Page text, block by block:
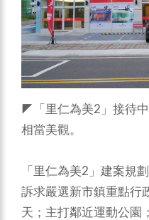
◤「里仁為美2」接待
相當美觀。
「里仁為美2」建案規
訴求嚴選新市鎮重點行
天；主打鄰近運動公園